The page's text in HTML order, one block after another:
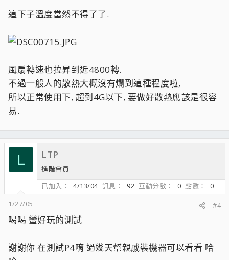
這下子溫度當然不得了了.
風扇轉速也拉昇到近4800轉.
不過一般人的散熱大概沒有爛到這種程度啦,
所以正常使用下, 超到4G以下, 要做好散熱應該是很容
易.
L LTP
進階會員
已加入
4/13/04 訊息 92 互動分數 0 點數
0
1/27/05
#4
喝喝 蠻好玩的測試
謝謝你 在測試P4唷 過幾天幫親戚裝機器可以看看 哈